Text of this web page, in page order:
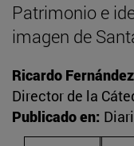
Patrimonio e
imagen de
Ricardo
Director de la
Publicado en: